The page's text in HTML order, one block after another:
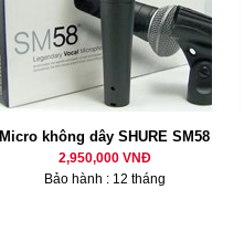
Micro không dây SHURE SM58
2,950,000 VNĐ
Bảo hành : 12 tháng